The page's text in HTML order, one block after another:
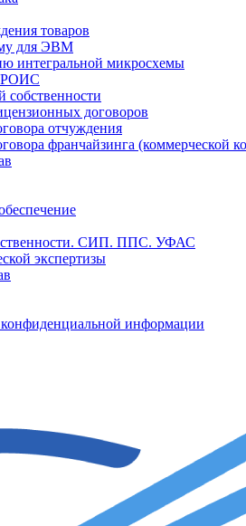
товаров
для ЭВМ
интегральной микросхемы
собственности
договоров
отчуждения
франчайзинга (коммерческой
СИП. ППС. УФАС
экспертизы
информации